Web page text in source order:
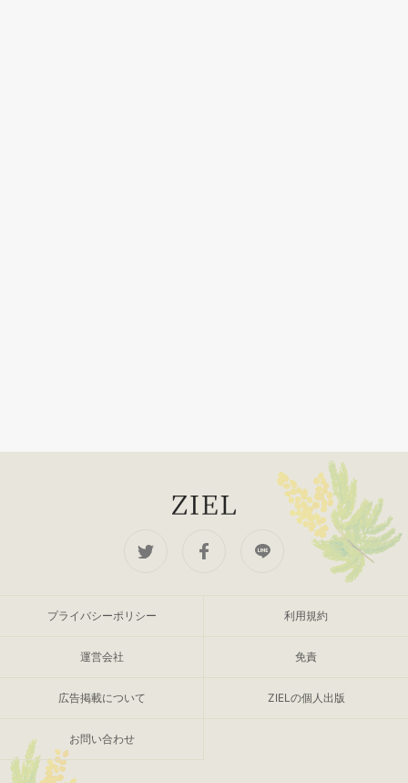
プライバシーポリシー 利用規約
運営会社 免責
広告掲載について ZIELの個人出版
お問い合わせ